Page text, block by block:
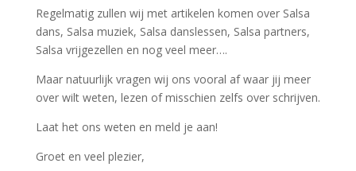
Regelmatig zullen wij met artikelen komen over Salsa
dans, Salsa muziek, Salsa danslessen, Salsa partners,
Salsa vrijgezellen en nog veel meer….
Maar natuurlijk vragen wij ons vooral af waar jij meer
over wilt weten, lezen of misschien zelfs over schrijven.
Laat het ons weten en meld je aan!
Groet en veel plezier,